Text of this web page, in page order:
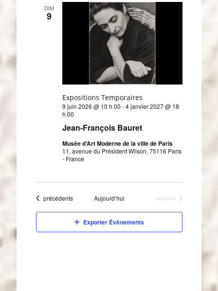
DIM
9
9 juin 2026 @ 10 h 00 -4 janvier 2027 @ 18
h 00
Jean-François Bauret
Expositions Temporaires
Musée d’Art Moderne de la ville de Paris
11, avenue du Président Wilson, 75116 Paris
- France
Évènements
précédents Aujourd’hui Évènements
suivants
Exporter Évènements